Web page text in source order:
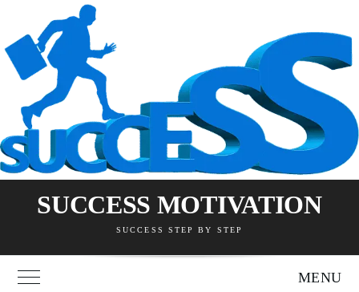
content
SUCCESS MOTIVATION
SUCCESS STEP BY STEP
Toggle Main Menu MENU